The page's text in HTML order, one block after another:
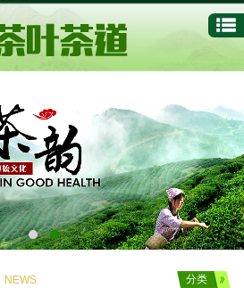
NEWS 分类